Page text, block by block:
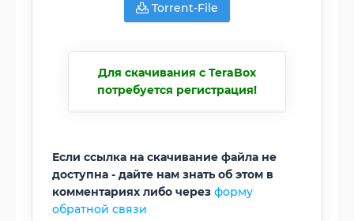
Torrent-File
Для скачивания с TeraBox
потребуется регистрация!
Если ссылка на скачивание файла не
доступна - дайте нам знать об этом в
комментариях либо через форму
обратной связи